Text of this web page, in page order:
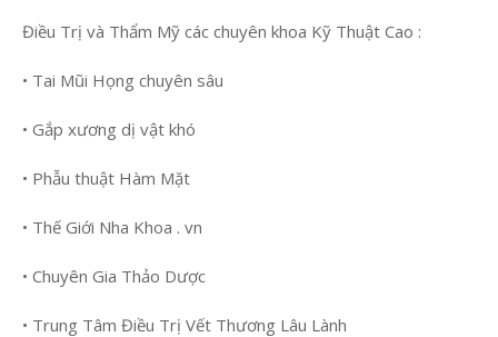
Điều Trị và Thẩm Mỹ các chuyên khoa Kỹ Thuật Cao :
• Tai Mũi Họng chuyên sâu
• Gắp xương dị vật khó
• Phẫu thuật Hàm Mặt
• Thế Giới Nha Khoa . vn
• Chuyên Gia Thảo Dược
• Trung Tâm Điều Trị Vết Thương Lâu Lành